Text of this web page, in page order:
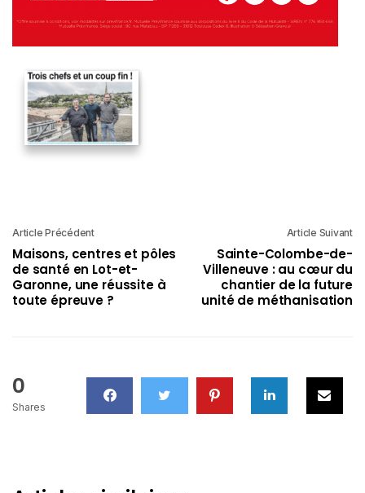
Article Précédent
Maisons, centres et pôles
de santé en Lot-et-
Garonne, une réussite à
toute épreuve ?
Article Suivant
Sainte-Colombe-de-
Villeneuve : au cœur du
chantier de la future
unité de méthanisation
0
Shares